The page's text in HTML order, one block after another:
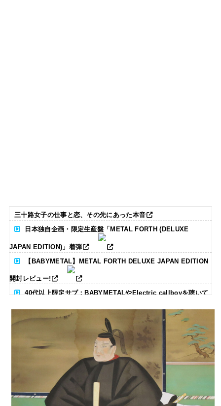
三十路女子の仕事と恋、その先にあった本音
日本独自企画・限定生産盤「METAL FORTH (DELUXE
JAPAN EDITION)」着弾
【BABYMETAL】METAL FORTH DELUXE JAPAN EDITION
開封レビュー!
40代以上限定サブ：BABYMETALやElectric callboyを聴いて
る人いる？ 【海外の反応】
BABYMETAL「CANNONBALL外伝」グッズ販売決定
タワーレコード新宿店にてBABYMETALのパネル展が開催中
Powered by livedoor 相互RSS